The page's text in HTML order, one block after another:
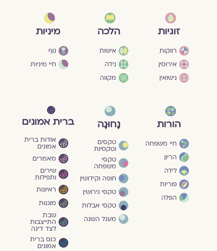
זוגיות
רווקות
אירוסין
נישואין
הלכה
אישות
נידה
מקווה
מיניות
גוף
חיי מיניות
הורות
חיי משפחה
הריון
לידה
פוריות
הפלה
נָחוּגָה
טקסים
וטקסיות
טקסי
משפחה
חופה וקידושין
טקסי גירושין
טקסי אבלות
מעגל השנה
ברית אמונים
אודות ברית
אמונים
מאמרים
שירים
ותפילות
ראיונות
מוגנוּת
שבת
התייצבות
לצד דינה
כנס ברית
אמונים